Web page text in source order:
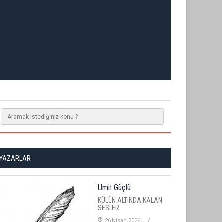
Ümit Güçlü
KÜLÜN ALTINDA KALAN
SESLER
26 Nisan 2026